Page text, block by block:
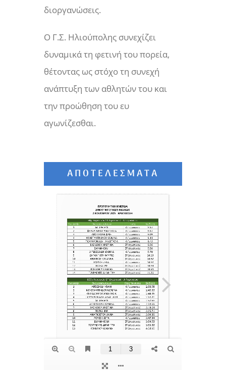
διοργανώσεις.
Ο Γ.Σ. Ηλιούπολης συνεχίζει
δυναμικά τη φετινή του πορεία,
θέτοντας ως στόχο τη συνεχή
ανάπτυξη των αθλητών του και
την προώθηση του ευ
αγωνίζεσθαι.
ΑΠΟΤΕΛΈΣΜΑΤΑ